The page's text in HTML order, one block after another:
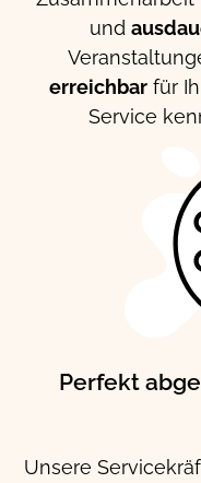
und
erreichbarfür
Service
Perfekt
Unsere